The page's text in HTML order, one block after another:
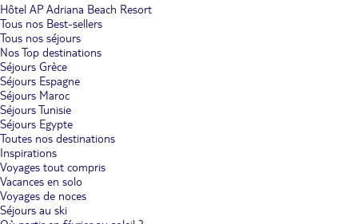
Hôtel AP Adriana Beach Resort
Tous nos Best-sellers
Tous nos séjours
Nos Top destinations
Séjours Grèce
Séjours Espagne
Séjours Maroc
Séjours Tunisie
Séjours Egypte
Toutes nos destinations
Inspirations
Voyages tout compris
Vacances en solo
Voyages de noces
Séjours au ski